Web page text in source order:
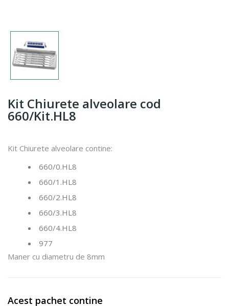
Kit Chiurete alveolare cod
660/Kit.HL8
Kit Chiurete alveolare contine:
660/0.HL8
660/1.HL8
660/2.HL8
660/3.HL8
660/4.HL8
977
Maner cu diametru de 8mm
Acest pachet contine